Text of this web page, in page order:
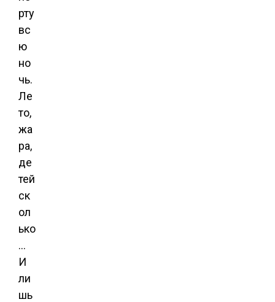
рту
вс
ю
но
чь.
Ле
то,
жа
ра,
де
тей
ск
ол
ько
…
И
ли
шь